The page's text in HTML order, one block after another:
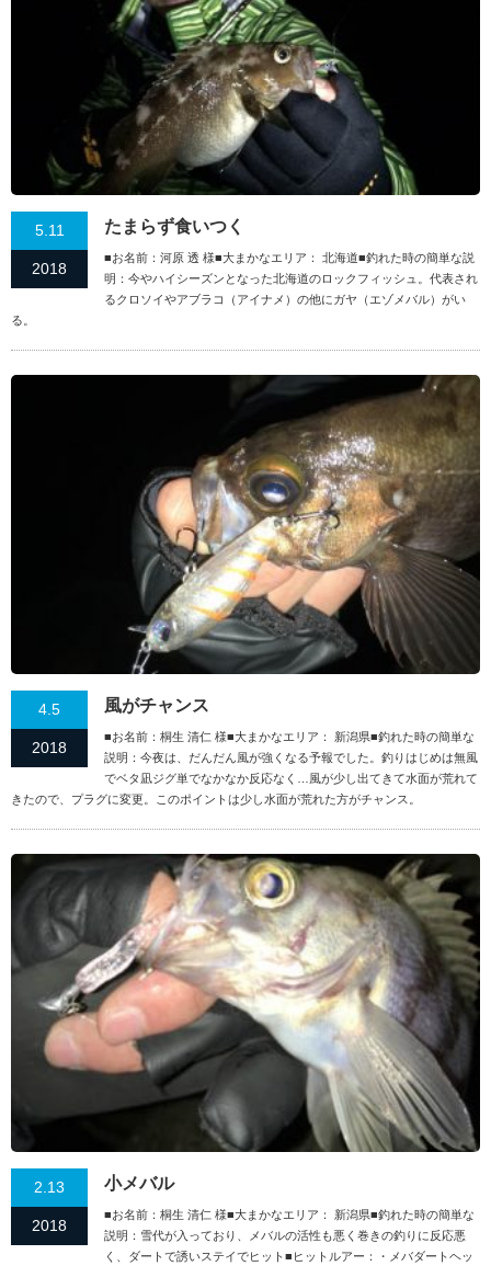
5.11
2018
たまらず食いつく
■お名前：河原 透 様■大まかなエリア： 北海道■釣れた時の簡単な説
明：今やハイシーズンとなった北海道のロックフィッシュ。代表され
るクロソイやアブラコ（アイナメ）の他にガヤ（エゾメバル）がい
る。
4.5
2018
風がチャンス
■お名前：桐生 清仁 様■大まかなエリア： 新潟県■釣れた時の簡単な
説明：今夜は、だんだん風が強くなる予報でした。釣りはじめは無風
でベタ凪ジグ単でなかなか反応なく…風が少し出てきて水面が荒れて
きたので、プラグに変更。このポイントは少し水面が荒れた方がチャンス。
2.13
2018
小メバル
■お名前：桐生 清仁 様■大まかなエリア： 新潟県■釣れた時の簡単な
説明：雪代が入っており、メバルの活性も悪く巻きの釣りに反応悪
く、ダートで誘いステイでヒット■ヒットルアー：・メバダートヘッ